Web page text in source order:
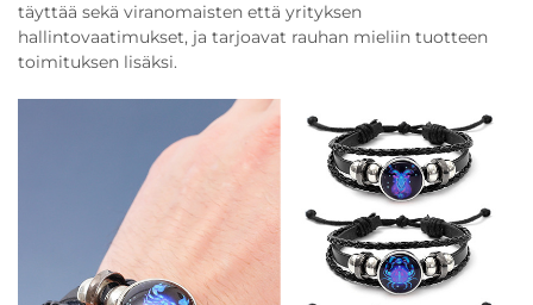
täyttää sekä viranomaisten että yrityksen
hallintovaatimukset, ja tarjoavat rauhan mieliin tuotteen
toimituksen lisäksi.